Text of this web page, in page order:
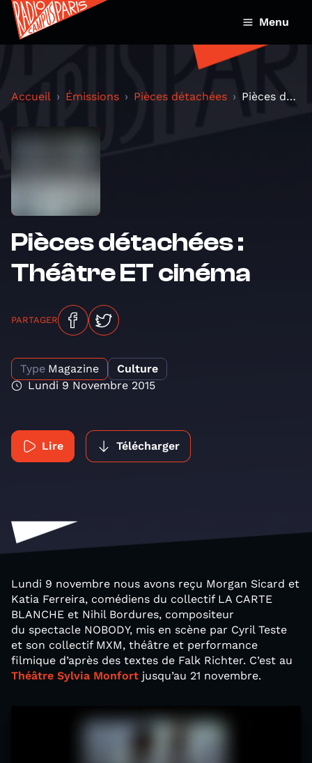
Menu
Accueil Émissions Pièces détachées Pièces détachées : Théâtre ET cinéma
Pièces détachées :
Théâtre ET cinéma
PARTAGER
Type Magazine
Culture
Lundi 9 Novembre 2015
Lire Télécharger
Lundi 9 novembre nous avons reçu Morgan Sicard et
Katia Ferreira, comédiens du collectif LA CARTE
BLANCHE et Nihil Bordures, compositeur
du spectacle NOBODY, mis en scène par Cyril Teste
et son collectif MXM, théâtre et performance
filmique d’après des textes de Falk Richter. C’est au
Théâtre Sylvia Monfort jusqu’au 21 novembre.